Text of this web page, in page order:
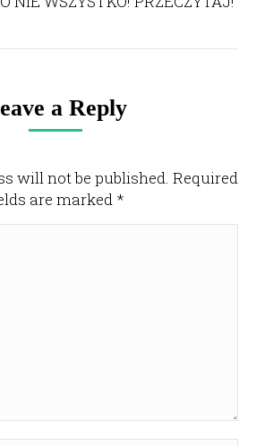
a Reply
will not be published. Required
are marked *